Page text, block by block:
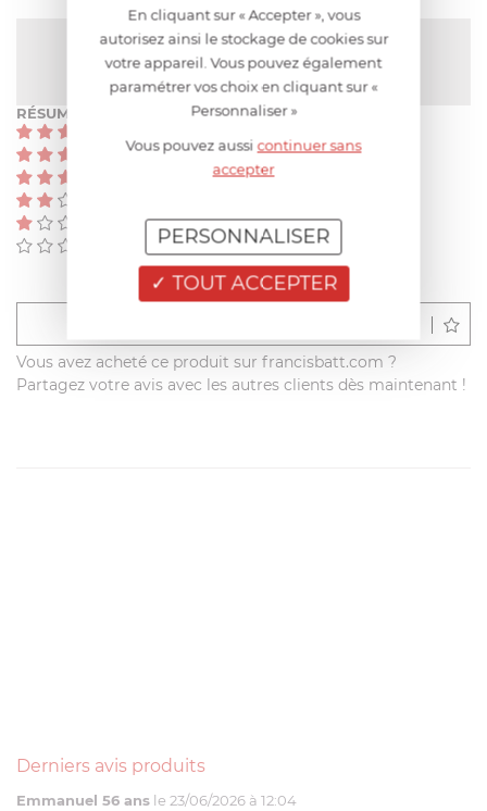
NOTE MOYENNE
Pas encore de note
RÉSUMÉ
(0)
Vous avez acheté ce produit sur francisbatt.com ?
Partagez votre avis avec les autres clients dès maintenant !
Derniers avis produits
Emmanuel 56 ans le 23/06/2026 à 12:04
En cliquant sur « Accepter », vous
autorisez ainsi le stockage de cookies sur
votre appareil. Vous pouvez également
paramétrer vos choix en cliquant sur «
Personnaliser »
Vous pouvez aussicontinuer sans
accepter
TOUT ACCEPTER
PERSONNALISER